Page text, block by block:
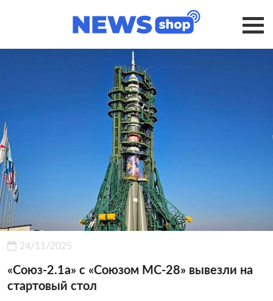
24/11/2025
«Союз-2.1а» с «Союзом МС-28» вывезли на
стартовый стол